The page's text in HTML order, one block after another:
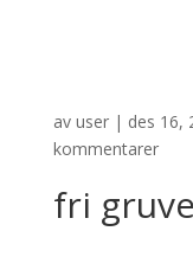
av user| des 16,
kommentarer
fri